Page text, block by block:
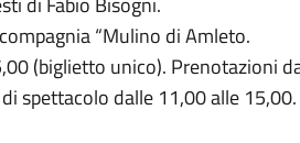
“Mulino di Amleto.
(biglietto unico). Prenotazioni
spettacolo dalle 11,00 alle 15,00.